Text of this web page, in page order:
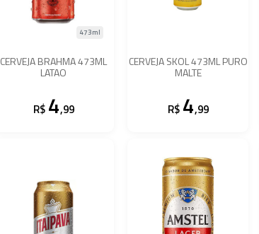
CERVEJA BRAHMA 473ML
LATAO
473ml
R$ 4,99
CERVEJA SKOL 473ML PURO
MALTE
R$ 4,99